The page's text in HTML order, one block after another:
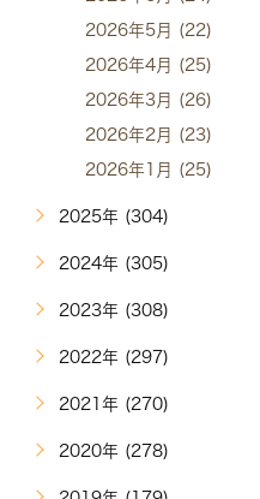
2026年5月 (22)
2026年4月 (25)
2026年3月 (26)
2026年2月 (23)
2026年1月 (25)
2025年 (304)
2024年 (305)
2023年 (308)
2022年 (297)
2021年 (270)
2020年 (278)